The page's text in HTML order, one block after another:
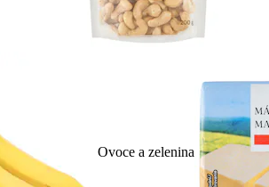
Ovoce a zelenina